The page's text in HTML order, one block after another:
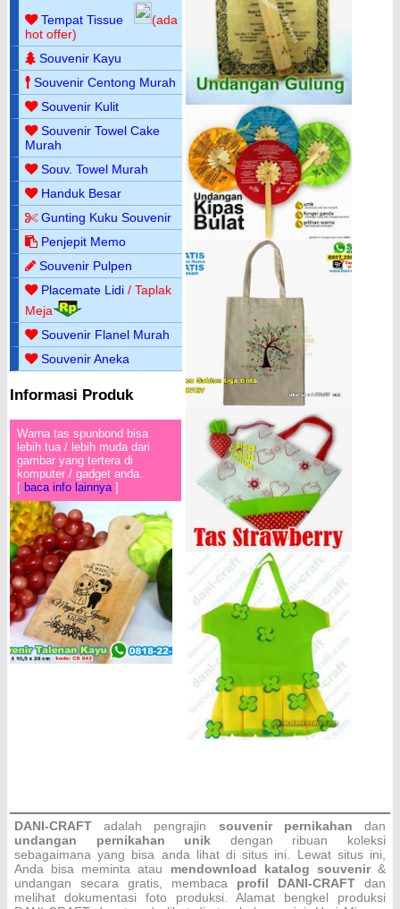
Tempat Tissue
(ada
hot offer)
Souvenir Kayu
Souvenir Centong Murah
Souvenir Kulit
Souvenir Towel Cake
Murah
Souv. Towel Murah
Handuk Besar
Gunting Kuku Souvenir
Penjepit Memo
Souvenir Pulpen
Placemate Lidi / Taplak
Meja
Souvenir Flanel Murah
Souvenir Aneka
Informasi Produk
Warna tas spunbond bisa
lebih tua / lebih muda dari
gambar yang tertera di
komputer / gadget anda.
[ baca info lainnya ]
DANI-CRAFTadalah pengrajin souvenir pernikahandan
undangan pernikahan unik dengan ribuan koleksi
sebagaimana yang bisa anda lihat di situs ini. Lewat situs ini,
Anda bisa meminta atau mendownload katalog souvenir&
undangan secara gratis, membaca profil DANI-CRAFT dan
melihat dokumentasi foto produksi. Alamat bengkel produksi